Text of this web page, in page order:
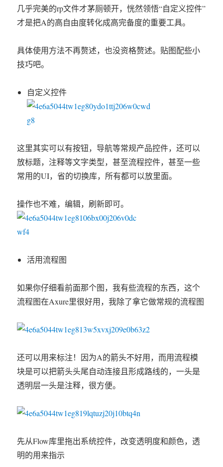
几乎完美的rp文件才茅厕顿开，恍然领悟“自定义控件”
才是把A的高自由度转化成高完备度的重要工具。
具体使用方法不再赘述，也没资格赘述。贴图配些小
技巧吧。
自定义控件
这里其实可以有按钮，导航等常规产品控件，还可以
放标题，注释等文字类型，甚至流程控件，甚至一些
常用的UI，省的切换库，所有都可以放里面。
操作也不难，编辑，刷新即可。
活用流程图
如果你仔细看前面那个图，我有些流程的东西，这个
流程图在Axure里很好用，我除了拿它做常规的流程图
还可以用来标注！因为A的箭头不好用，而用流程模
块是可以把箭头头尾自动连接且形成路线的，一头是
透明层一头是注释，很方便。
先从Flow库里拖出系统控件，改变透明度和颜色，透
明的用来指示